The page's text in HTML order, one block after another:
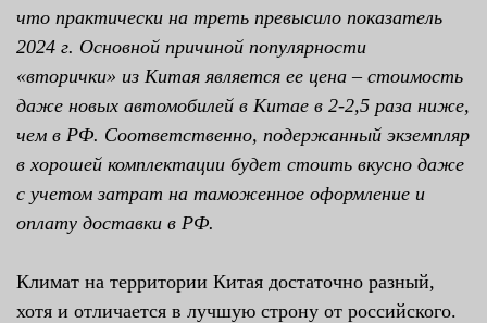
что практически на треть превысило показатель
2024 г. Основной причиной популярности
«вторички» из Китая является ее цена – стоимость
даже новых автомобилей в Китае в 2-2,5 раза ниже,
чем в РФ. Соответственно, подержанный экземпляр
в хорошей комплектации будет стоить вкусно даже
с учетом затрат на таможенное оформление и
оплату доставки в РФ.
Климат на территории Китая достаточно разный,
хотя и отличается в лучшую строну от российского.